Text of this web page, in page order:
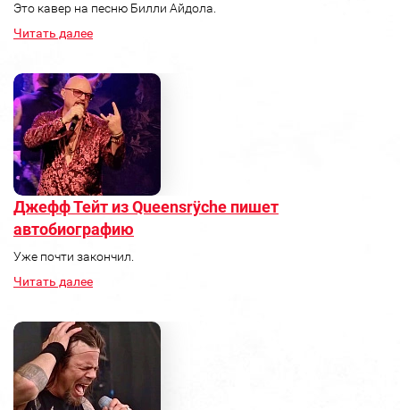
Это кавер на песню Билли Айдола.
Читать далее
Джефф Тейт из Queensrÿche пишет
автобиографию
Уже почти закончил.
Читать далее